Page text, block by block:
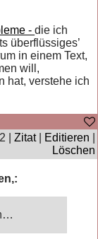
-die ich
überflüssiges’
in einem Text,
will,
hat, verstehe ich
| Zitat| Editieren
Löschen